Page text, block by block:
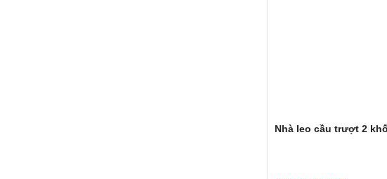
Nhà leo cầu trượt 2